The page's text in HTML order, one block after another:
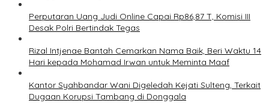
Perputaran Uang Judi Online Capai Rp86,87 T, Komisi III
Desak Polri Bertindak Tegas
Rizal Intjenae Bantah Cemarkan Nama Baik, Beri Waktu 14
Hari kepada Mohamad Irwan untuk Meminta Maaf
Kantor Syahbandar Wani Digeledah Kejati Sulteng, Terkait
Dugaan Korupsi Tambang di Donggala